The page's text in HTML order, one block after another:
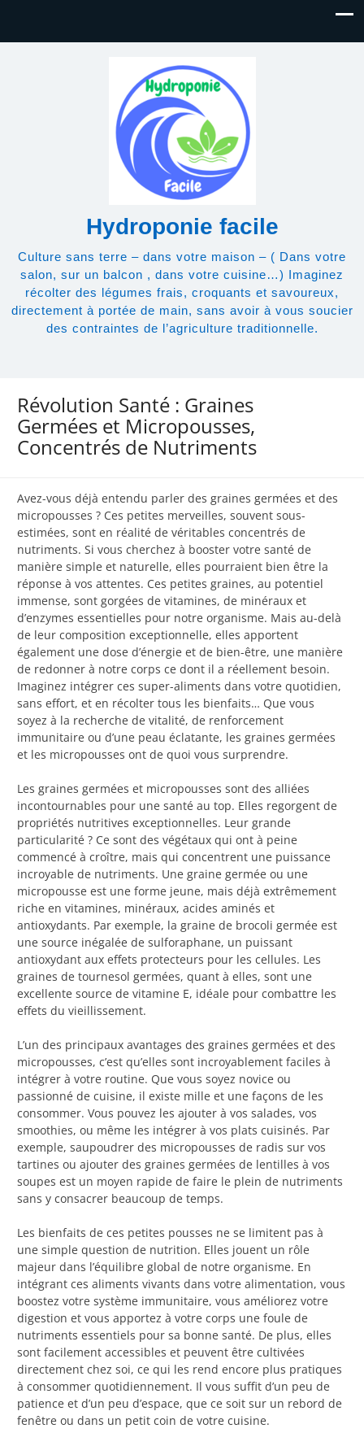
Hydroponie facile
Culture sans terre – dans votre maison – ( Dans votre
salon, sur un balcon , dans votre cuisine…) Imaginez
récolter des légumes frais, croquants et savoureux,
directement à portée de main, sans avoir à vous soucier
des contraintes de l’agriculture traditionnelle.
Révolution Santé : Graines
Germées et Micropousses,
Concentrés de Nutriments
Avez-vous déjà entendu parler des graines germées et des
micropousses ? Ces petites merveilles, souvent sous-
estimées, sont en réalité de véritables concentrés de
nutriments. Si vous cherchez à booster votre santé de
manière simple et naturelle, elles pourraient bien être la
réponse à vos attentes. Ces petites graines, au potentiel
immense, sont gorgées de vitamines, de minéraux et
d’enzymes essentielles pour notre organisme. Mais au-delà
de leur composition exceptionnelle, elles apportent
également une dose d’énergie et de bien-être, une manière
de redonner à notre corps ce dont il a réellement besoin.
Imaginez intégrer ces super-aliments dans votre quotidien,
sans effort, et en récolter tous les bienfaits… Que vous
soyez à la recherche de vitalité, de renforcement
immunitaire ou d’une peau éclatante, les graines germées
et les micropousses ont de quoi vous surprendre.
Les graines germées et micropousses sont des alliées
incontournables pour une santé au top. Elles regorgent de
propriétés nutritives exceptionnelles. Leur grande
particularité ? Ce sont des végétaux qui ont à peine
commencé à croître, mais qui concentrent une puissance
incroyable de nutriments. Une graine germée ou une
micropousse est une forme jeune, mais déjà extrêmement
riche en vitamines, minéraux, acides aminés et
antioxydants. Par exemple, la graine de brocoli germée est
une source inégalée de sulforaphane, un puissant
antioxydant aux effets protecteurs pour les cellules. Les
graines de tournesol germées, quant à elles, sont une
excellente source de vitamine E, idéale pour combattre les
effets du vieillissement.
L’un des principaux avantages des graines germées et des
micropousses, c’est qu’elles sont incroyablement faciles à
intégrer à votre routine. Que vous soyez novice ou
passionné de cuisine, il existe mille et une façons de les
consommer. Vous pouvez les ajouter à vos salades, vos
smoothies, ou même les intégrer à vos plats cuisinés. Par
exemple, saupoudrer des micropousses de radis sur vos
tartines ou ajouter des graines germées de lentilles à vos
soupes est un moyen rapide de faire le plein de nutriments
sans y consacrer beaucoup de temps.
Les bienfaits de ces petites pousses ne se limitent pas à
une simple question de nutrition. Elles jouent un rôle
majeur dans l’équilibre global de notre organisme. En
intégrant ces aliments vivants dans votre alimentation, vous
boostez votre système immunitaire, vous améliorez votre
digestion et vous apportez à votre corps une foule de
nutriments essentiels pour sa bonne santé. De plus, elles
sont facilement accessibles et peuvent être cultivées
directement chez soi, ce qui les rend encore plus pratiques
à consommer quotidiennement. Il vous suffit d’un peu de
patience et d’un peu d’espace, que ce soit sur un rebord de
fenêtre ou dans un petit coin de votre cuisine.